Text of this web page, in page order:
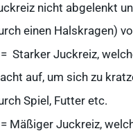
nicht abgelenkt
einen Halskragen)
Starker Juckreiz,
auf, um sich zu
Spiel, Futter etc.
Mäßiger Juckreiz,